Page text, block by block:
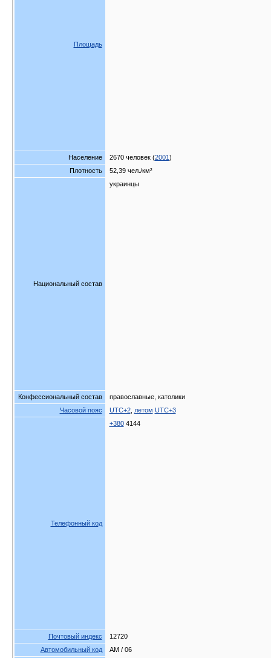
Площадь
Население 2670 человек (2001)
Плотность
52,39 чел./км²
Национальный состав
украинцы
Конфессиональный состав
православные, католики
Часовой пояс
UTC+2, летом UTC+3
Телефонный код
+3804144
Почтовый индекс
12720
Автомобильный код
AM / 06